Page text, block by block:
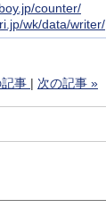
counter/
wk/data/writer/
事 次の記事 »